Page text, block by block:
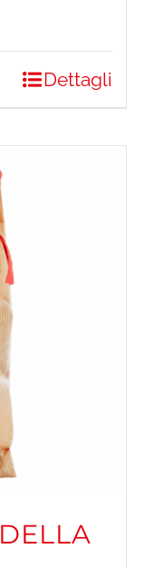
Dettagli